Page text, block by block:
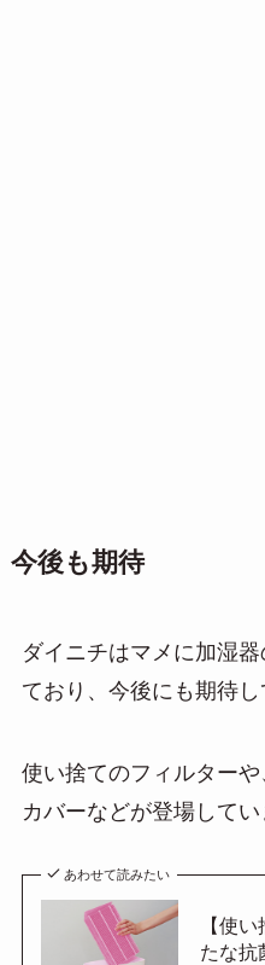
今後も期待
ダイニチはマメに加湿
ており、今後にも期待し
使い捨てのフィルター
カバーなどが登場してい
あわせて読みたい
【使
たな抗